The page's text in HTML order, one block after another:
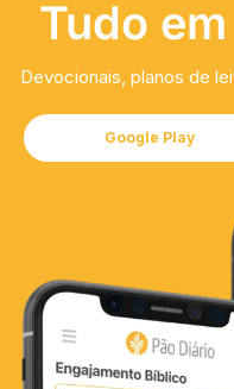
Tudo
Devocionais, planos de
Google Play